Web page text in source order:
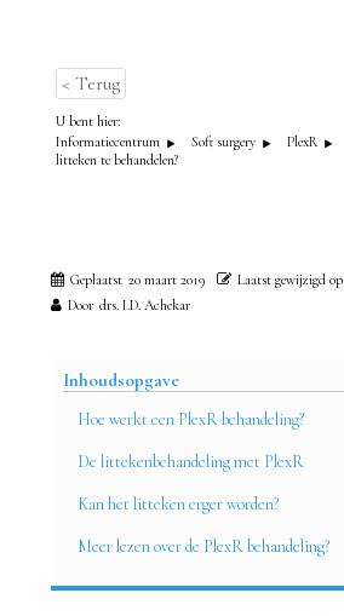
< Terug
U bent hier:
Informatiecentrum
Soft surgery PlexR
litteken te behandelen?
Geplaatst 20 maart 2019 Laatst gewijzigd op
Door drs. I.D. Achekar
Inhoudsopgave
Hoe werkt een PlexR behandeling?
De littekenbehandeling met PlexR
Kan het litteken erger worden?
Meer lezen over de PlexR behandeling?